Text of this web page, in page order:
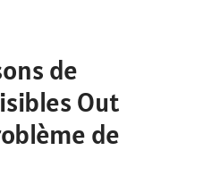
de
Out
de